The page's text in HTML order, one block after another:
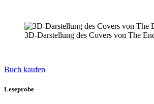
3D-Darstellung des Covers von The
Buch kaufen
Leseprobe